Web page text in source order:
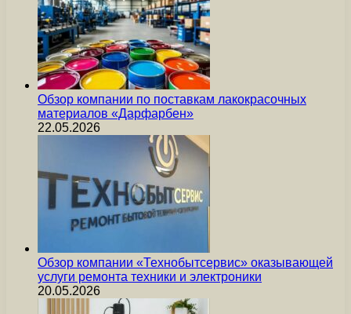
Обзор компании по поставкам лакокрасочных
материалов «Дарфарбен»
22.05.2026
Обзор компании «Технобытсервис» оказывающей
услуги ремонта техники и электроники
20.05.2026